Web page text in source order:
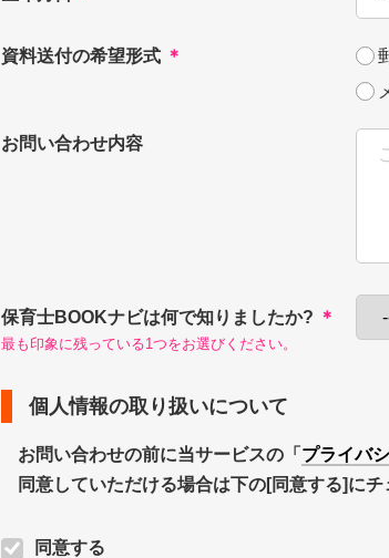
資料送付の希望形式 ＊
お問い合わせ内容
保育士BOOKナビは何で知りましたか? ＊
最も印象に残っている1つをお選びください。
個人情報の取り扱いについて
お問い合わせの前に当サービスの「 プライバ
同意していただける場合は下の[同意する]にチ
同意する